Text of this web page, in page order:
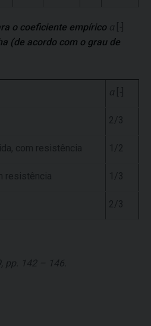
o coeficiente empírico α
(de acordo com o grau de
α
2/3
com resistência 1/2
resistência 1/3
2/3
pp. 142 – 146.